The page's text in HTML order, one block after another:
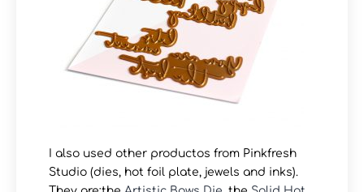
I also used other productos from Pinkfresh
Studio (dies, hot foil plate, jewels and inks).